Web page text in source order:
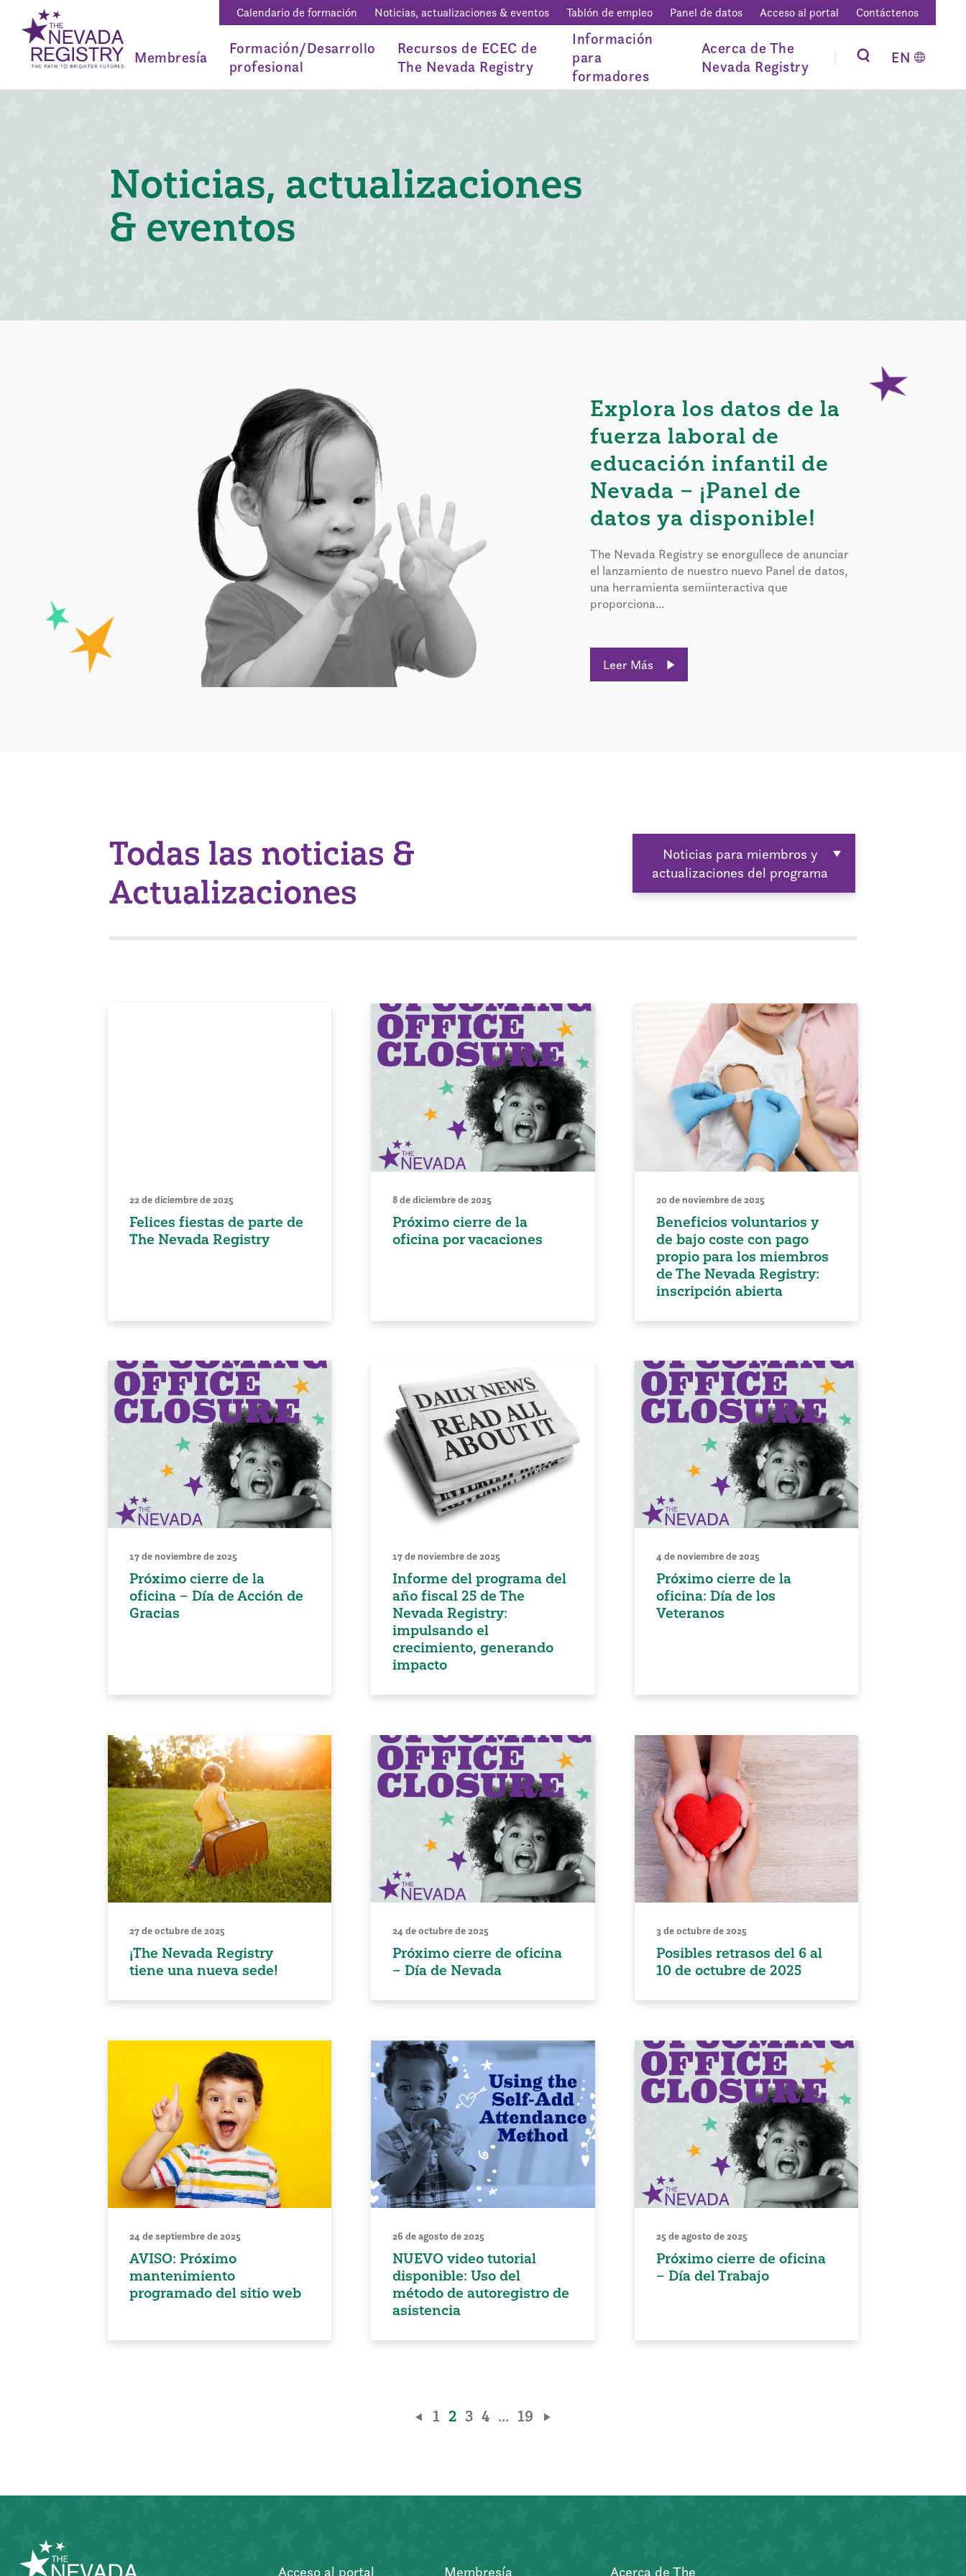
Calendario de formación Noticias, actualizaciones & eventos Tablón de empleo Panel de datos Acceso al portal Contáctenos
Membresía
Formación/Desarrollo
profesional
Recursos de ECEC de
The Nevada Registry
Información
para
formadores
Acerca de The
Nevada Registry
EN
Noticias, actualizaciones
& eventos
Explora los datos de la
fuerza laboral de
educación infantil de
Nevada – ¡Panel de
datos ya disponible!
The Nevada Registry se enorgullece de anunciar
el lanzamiento de nuestro nuevo Panel de datos,
una herramienta semiinteractiva que
proporciona...
Leer Más
Todas las noticias &
Actualizaciones
Noticias para miembros y
actualizaciones del programa
22 de diciembre de 2025
Felices fiestas de parte de
The Nevada Registry
8 de diciembre de 2025
Próximo cierre de la
oficina por vacaciones
20 de noviembre de 2025
Beneficios voluntarios y
de bajo coste con pago
propio para los miembros
de The Nevada Registry:
inscripción abierta
17 de noviembre de 2025
Próximo cierre de la
oficina – Día de Acción de
Gracias
17 de noviembre de 2025
Informe del programa del
año fiscal 25 de The
Nevada Registry:
impulsando el
crecimiento, generando
impacto
4 de noviembre de 2025
Próximo cierre de la
oficina: Día de los
Veteranos
27 de octubre de 2025
¡The Nevada Registry
tiene una nueva sede!
24 de octubre de 2025
Próximo cierre de oficina
– Día de Nevada
3 de octubre de 2025
Posibles retrasos del 6 al
10 de octubre de 2025
24 de septiembre de 2025
AVISO: Próximo
mantenimiento
programado del sitio web
26 de agosto de 2025
NUEVO video tutorial
disponible: Uso del
método de autoregistro de
asistencia
25 de agosto de 2025
Próximo cierre de oficina
– Día del Trabajo
1 2 3 4 ... 19
Acceso al portal Membresía Acerca de The